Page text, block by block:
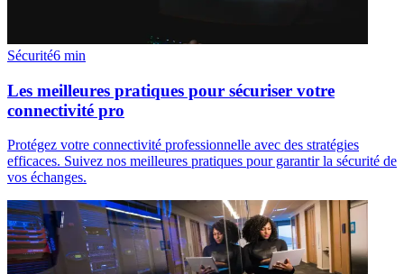
Sécurité6 min
Les meilleures pratiques pour sécuriser votre
connectivité pro
Protégez votre connectivité professionnelle avec des stratégies
efficaces. Suivez nos meilleures pratiques pour garantir la sécurité de
vos échanges.